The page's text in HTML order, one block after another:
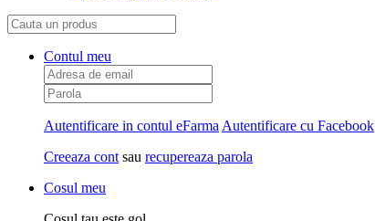
Contul meu
Autentificare in contul eFarma Autentificare cu Facebook
Creeaza cont sau recupereaza parola
Cosul meu